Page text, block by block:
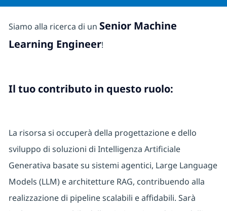
Siamo alla ricerca di un Senior Machine
Learning Engineer!
Il tuo contributo in questo ruolo:
La risorsa si occuperà della progettazione e dello
sviluppo di soluzioni di Intelligenza Artificiale
Generativa basate su sistemi agentici, Large Language
Models (LLM) e architetture RAG, contribuendo alla
realizzazione di pipeline scalabili e affidabili. Sarà